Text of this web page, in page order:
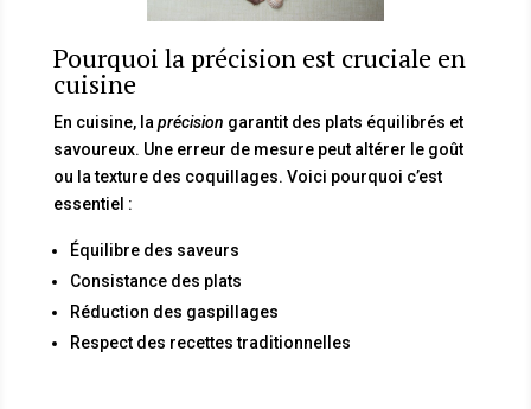
Pourquoi la précision est cruciale en
cuisine
En cuisine, la précision garantit des plats équilibrés et
savoureux. Une erreur de mesure peut altérer le goût
ou la texture des coquillages. Voici pourquoi c’est
essentiel :
Équilibre des saveurs
Consistance des plats
Réduction des gaspillages
Respect des recettes traditionnelles